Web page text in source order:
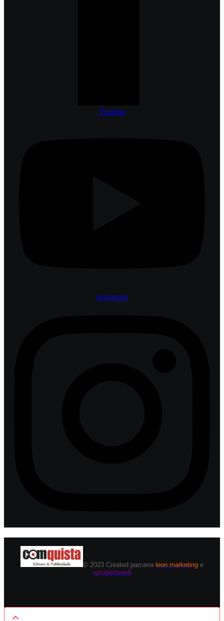
Youtube
Instagram
© 2023 Created parceria leon marketing e
rgsuporteweb